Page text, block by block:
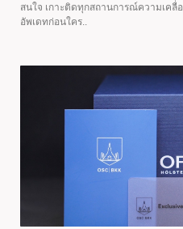
สนใจ เกาะติดทุกสถานการณ์ความเคลื่
อัพเดทก่อนใคร..